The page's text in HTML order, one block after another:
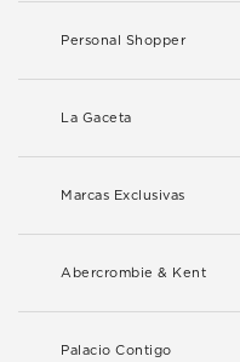
Personal Shopper
La Gaceta
Marcas Exclusivas
Abercrombie & Kent
Palacio Contigo